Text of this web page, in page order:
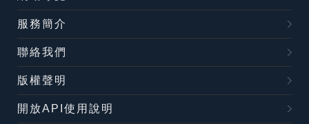
服務簡介
聯絡我們
版權聲明
開放API使用說明